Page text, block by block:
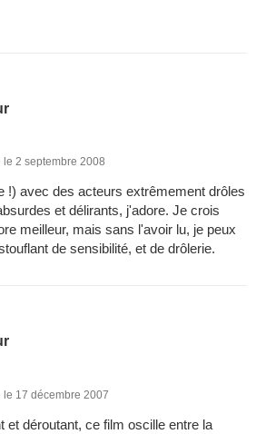
le 2 septembre 2008
!) avec des acteurs extrêmement drôles
et délirants, j'adore. Je crois
meilleur, mais sans l'avoir lu, je peux
de sensibilité, et de drôlerie.
le 17 décembre 2007
et déroutant, ce film oscille entre la